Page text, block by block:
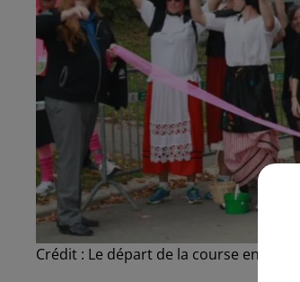
Crédit : Le départ de la course en